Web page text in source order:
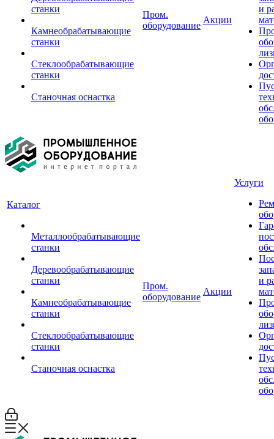
станки
Камнеобрабатывающие
станки
Стеклообрабатывающие
станки
Станочная оснастка
Пром.
оборудование
Акции
и
Каталог
Металлообрабатывающие
станки
Деревообрабатывающие
станки
Камнеобрабатывающие
станки
Стеклообрабатывающие
станки
Станочная оснастка
Пром.
оборудование
Акции
Услуги
и